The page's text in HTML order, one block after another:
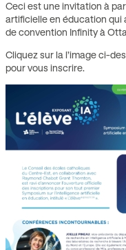
Ceci est une invitation à
artificielle en éducation qui
de convention Infinity à
Cliquez sur la l’image ci-
pour vous inscrire.